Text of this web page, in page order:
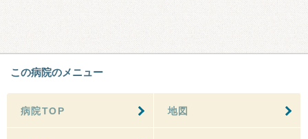
この病院のメニュー
病院TOP 地図